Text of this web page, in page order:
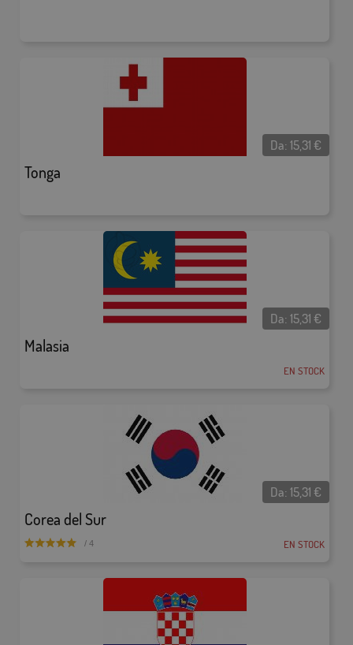
Tonga
Da:15,31 €
Malasia
Da:15,31 €
EN STOCK
Corea del Sur
Da:15,31 €
/ 4 EN STOCK